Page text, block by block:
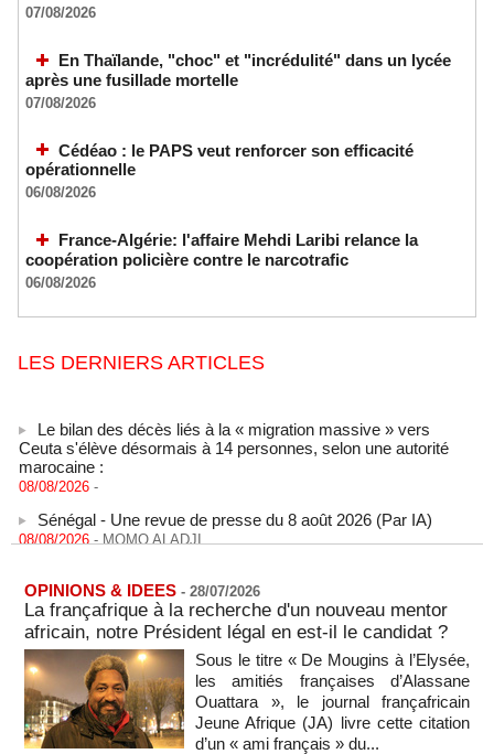
07/08/2026
En Thaïlande, "choc" et "incrédulité" dans un lycée
après une fusillade mortelle
07/08/2026
Cédéao : le PAPS veut renforcer son efficacité
opérationnelle
06/08/2026
France-Algérie: l'affaire Mehdi Laribi relance la
coopération policière contre le narcotrafic
06/08/2026
LES DERNIERS ARTICLES
Ceuta s'élève désormais à 14 personnes, selon une autorité
marocaine :
08/08/2026 -
08/08/2026 -MOMO ALADJI
08/08/2026 -MOMO ALADJI
A Ceuta, les enfants migrants risquent d'être victimes de
maltraitance et d'exploitation, avertissent des ONG
07/08/2026 -
Les Bourses mondiales touchent des sommets après
l'emploi américain
07/08/2026 -
OPINIONS & IDEES - 28/07/2026
La françafrique à la recherche d'un nouveau mentor
africain, notre Président légal en est-il le candidat ?
Sous le titre « De Mougins à l’Elysée,
les amitiés françaises d’Alassane
Ouattara », le journal françafricain
Jeune Afrique (JA) livre cette citation
d’un « ami français » du...